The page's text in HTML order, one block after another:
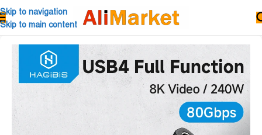
Skip to navigation
Skip to main content